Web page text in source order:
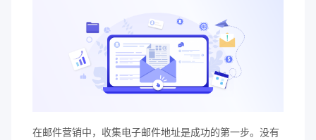
在邮件营销中，收集电子邮件地址是成功的第一步。没有